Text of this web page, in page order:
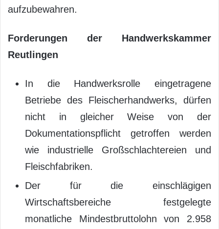
aufzubewahren.
Forderungen der Handwerkskammer
Reutlingen
In die Handwerksrolle eingetragene
Betriebe des Fleischerhandwerks, dürfen
nicht in gleicher Weise von der
Dokumentationspflicht getroffen werden
wie industrielle Großschlachtereien und
Fleischfabriken.
Der für die einschlägigen
Wirtschaftsbereiche festgelegte
monatliche Mindestbruttolohn von 2.958